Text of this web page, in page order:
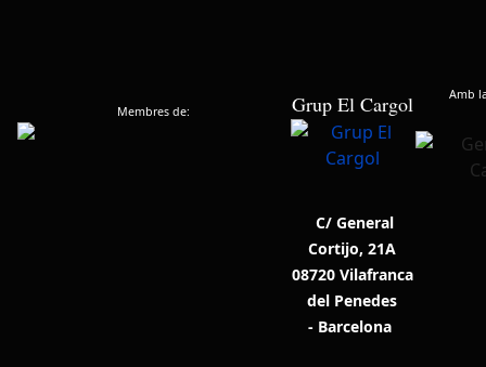
Membres de: Grup El Cargol Amb
C/ General
Cortijo, 21A
08720 Vilafranca
del Penedes
- Barcelona